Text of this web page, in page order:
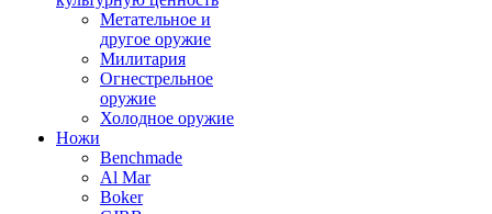
Метательное и
другое оружие
Милитария
Огнестрельное
оружие
Холодное оружие
Ножи
Benchmade
Al Mar
Boker